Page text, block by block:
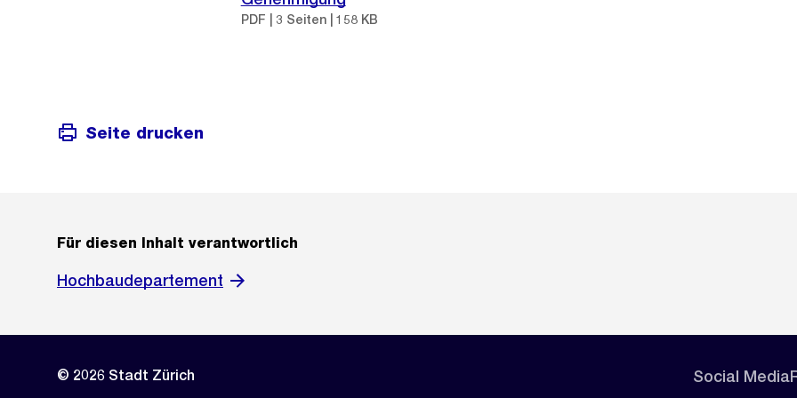
PDF | 3 Seiten | 158 KB
Seite drucken
Für diesen Inhalt verantwortlich
Hochbaudepartement
© 2026 Stadt Zürich Social Media